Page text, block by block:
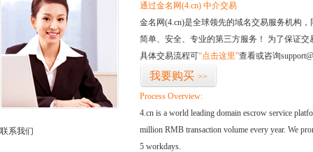
联系我们
通过金名网(4.cn) 中介交易
金名网(4.cn)是全球领先的域名交易服务机构
简单、安全、专业的第三方服务！ 为了保证
具体交易流程可“点击这里”查看或咨询
我要购买 >>
Process Overview:
4.cn is a world leading domain escrow service
million RMB transaction volume every year. We
5 workdays.